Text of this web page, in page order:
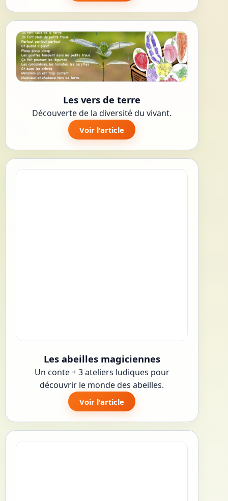
Les vers de terre
Découverte de la diversité du vivant.
Voir l'article
Les abeilles magiciennes
Un conte + 3 ateliers ludiques pour
découvrir le monde des abeilles.
Voir l'article